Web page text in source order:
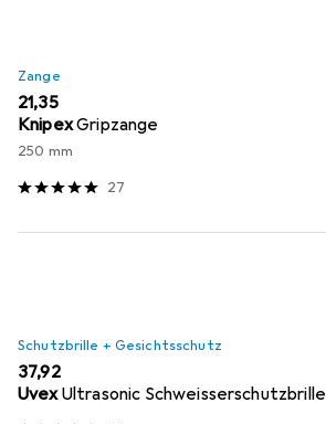
Zange
EUR
21,35
KnipexGripzange
250 mm
27
Schutzbrille + Gesichtsschutz
EUR
37,92
UvexUltrasonic Schweisserschutzbrille